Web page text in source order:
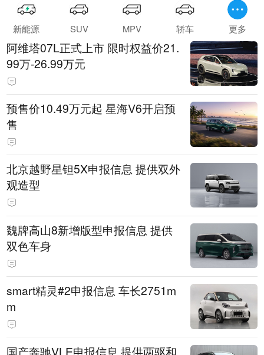
新能源 SUV MPV 轿车 更多
阿维塔07L正式上市 限时权益价21.
99万-26.99万元
预售价10.49万元起 星海V6开启预
售
北京越野星钽5X申报信息 提供双外
观造型
魏牌高山8新增版型申报信息 提供
双色车身
smart精灵#2申报信息 车长2751m
m
国产奔驰VLE申报信息 提供两驱和